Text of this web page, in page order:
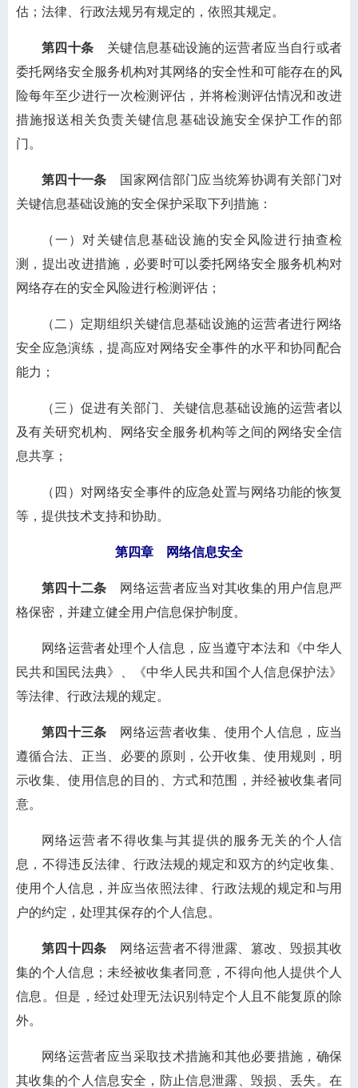
估；法律、行政法规另有规定的，依照其规定。
第四十条 关键信息基础设施的运营者应当自行或者
委托网络安全服务机构对其网络的安全性和可能存在的风
险每年至少进行一次检测评估，并将检测评估情况和改进
措施报送相关负责关键信息基础设施安全保护工作的部
门。
第四十一条 国家网信部门应当统筹协调有关部门对
关键信息基础设施的安全保护采取下列措施：
（一）对关键信息基础设施的安全风险进行抽查检
测，提出改进措施，必要时可以委托网络安全服务机构对
网络存在的安全风险进行检测评估；
（二）定期组织关键信息基础设施的运营者进行网络
安全应急演练，提高应对网络安全事件的水平和协同配合
能力；
（三）促进有关部门、关键信息基础设施的运营者以
及有关研究机构、网络安全服务机构等之间的网络安全信
息共享；
（四）对网络安全事件的应急处置与网络功能的恢复
等，提供技术支持和协助。
第四章 网络信息安全
第四十二条 网络运营者应当对其收集的用户信息严
格保密，并建立健全用户信息保护制度。
网络运营者处理个人信息，应当遵守本法和《中华人
民共和国民法典》、《中华人民共和国个人信息保护法》
等法律、行政法规的规定。
第四十三条 网络运营者收集、使用个人信息，应当
遵循合法、正当、必要的原则，公开收集、使用规则，明
示收集、使用信息的目的、方式和范围，并经被收集者同
意。
网络运营者不得收集与其提供的服务无关的个人信
息，不得违反法律、行政法规的规定和双方的约定收集、
使用个人信息，并应当依照法律、行政法规的规定和与用
户的约定，处理其保存的个人信息。
第四十四条 网络运营者不得泄露、篡改、毁损其收
集的个人信息；未经被收集者同意，不得向他人提供个人
信息。但是，经过处理无法识别特定个人且不能复原的除
外。
网络运营者应当采取技术措施和其他必要措施，确保
其收集的个人信息安全，防止信息泄露、毁损、丢失。在